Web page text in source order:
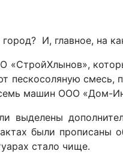
И, главное, на
пескосоляную
машин ООО «Дом-
выделены
были
стало чище.